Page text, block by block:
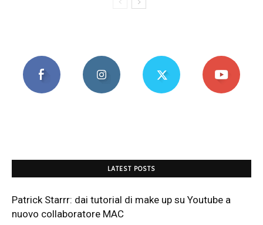
LATEST POSTS
Patrick Starrr: dai tutorial di make up su Youtube a
nuovo collaboratore MAC